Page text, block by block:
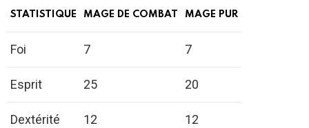
STATISTIQUE MAGE DE COMBAT MAGE PUR
Foi 7 7
Esprit 25 20
Dextérité 12 12